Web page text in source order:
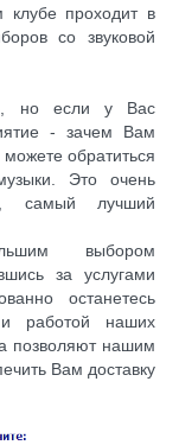
клубе проходит в
со звуковой
но если у Вас
- зачем Вам
обратиться
Это очень
самый лучший
выбором
за услугами
останетесь
работой наших
позволяют нашим
Вам доставку